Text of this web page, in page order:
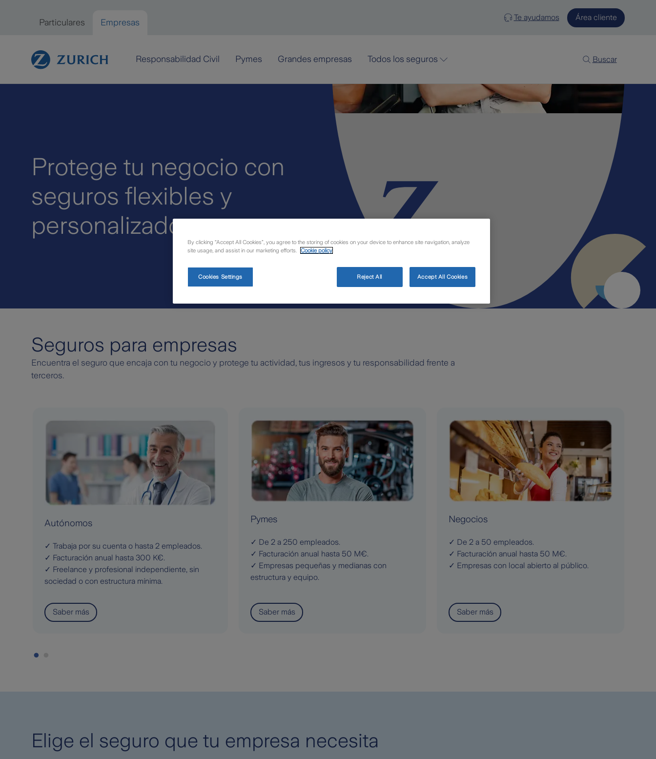
Particulares Empresas
Te ayudamos Área cliente
Responsabilidad Civil Pymes Grandes empresas Todos los seguros Buscar
Protege tu negocio con
seguros flexibles y
personalizados
Seguros para empresas
Encuentra el seguro que encaja con tu negocio y protege tu actividad, tus ingresos y tu responsabilidad frente a
terceros.
Autónomos
✓ Trabaja por su cuenta o hasta 2 empleados.
✓ Facturación anual hasta 300 K€.
✓ Freelance y profesional independiente, sin
sociedad o con estructura mínima.
Saber más
Pymes
✓ De 2 a 250 empleados.
✓ Facturación anual hasta 50 M€.
✓ Empresas pequeñas y medianas con
estructura y equipo.
Saber más
Negocios
✓ De 2 a 50 empleados.
✓ Facturación anual hasta 50 M€.
✓ Empresas con local abierto al público.
Saber más
Elige el seguro que tu empresa necesita
By clicking “Accept All Cookies”, you agree to the storing of cookies on your device to enhance site navigation, analyze
site usage, and assist in our marketing efforts.
Cookie policy
Cookies Settings Reject All Accept All Cookies